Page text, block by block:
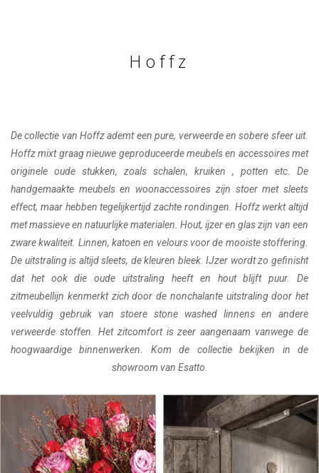
Hoffz
De collectie van Hoffz ademt een pure, verweerde en sobere sfeer uit.
Hoffz mixt graag nieuwe geproduceerde meubels en accessoires met
originele oude stukken, zoals schalen, kruiken , potten etc. De
handgemaakte meubels en woonaccessoires zijn stoer met sleets
effect, maar hebben tegelijkertijd zachte rondingen. Hoffz werkt altijd
met massieve en natuurlijke materialen. Hout, ijzer en glas zijn van een
zware kwaliteit. Linnen, katoen en velours voor de mooiste stoffering.
De uitstraling is altijd sleets, de kleuren bleek. IJzer wordt zo gefinisht
dat het ook die oude uitstraling heeft en hout blijft puur. De
zitmeubellijn kenmerkt zich door de nonchalante uitstraling door het
veelvuldig gebruik van stoere stone washed linnens en andere
verweerde stoffen. Het zitcomfort is zeer aangenaam vanwege de
hoogwaardige binnenwerken. Kom de collectie bekijken in de
showroom van Esatto.